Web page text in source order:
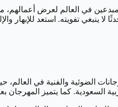
في العالم لعرض
ينبغي تفويته. استعد للإبهار
السعودية. كما يتميز